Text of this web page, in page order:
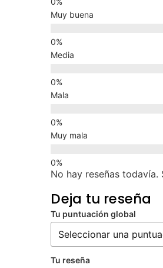
Muy buena
Media
Mala
Muy mala
No hay reseñas
Deja tu reseña
Tu puntuación global
Tu reseña